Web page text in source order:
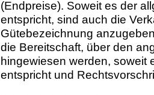
(Endpreise). Soweit es der
entspricht, sind auch die
Gütebezeichnung
die Bereitschaft, über den
hingewiesen werden, soweit
entspricht und